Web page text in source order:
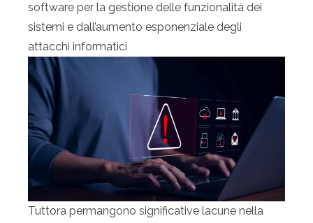
software per la gestione delle funzionalità dei
sistemi e dall’aumento esponenziale degli
attacchi informatici
Tuttora permangono significative lacune nella